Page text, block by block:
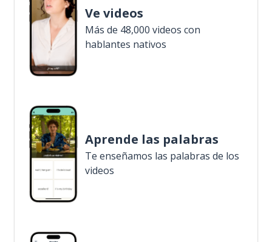
Ve videos
Más de 48,000 videos con
hablantes nativos
Aprende las palabras
Te enseñamos las palabras de los
videos